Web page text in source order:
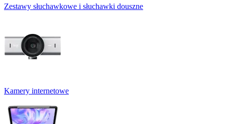
Zestawy słuchawkowe i słuchawki douszne
Kamery internetowe